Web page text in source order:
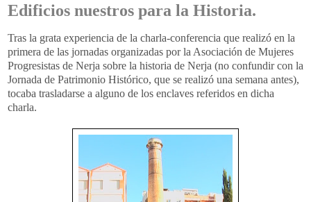
Edificios nuestros para la Historia.
Tras la grata experiencia de la charla-conferencia que realizó en la
primera de las jornadas organizadas por la Asociación de Mujeres
Progresistas de Nerja sobre la historia de Nerja (no confundircon la
Jornada de Patrimonio Histórico, que se realizó una semana antes),
tocaba trasladarse a alguno de los enclaves referidos en dicha
charla.